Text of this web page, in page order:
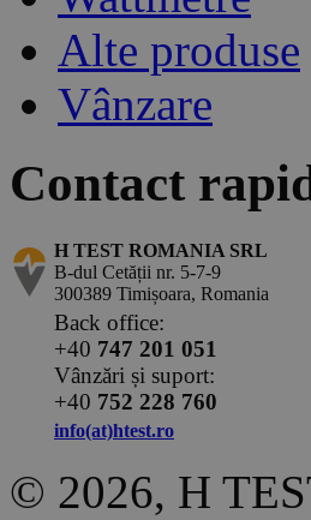
Alte produse
Vânzare
Contact
H TEST ROMANIA SRL
B-dul Cetății nr. 5-7-9
300389 Timișoara, Romania
Back office:
+40 747 201 051
Vânzări și suport:
+40 752 228 760
info(at)htest.ro
© 2026, H